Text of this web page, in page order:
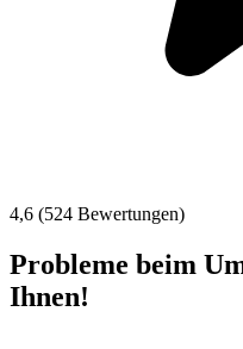
4,6 (524 Bewertungen)
Probleme beim
Ihnen!